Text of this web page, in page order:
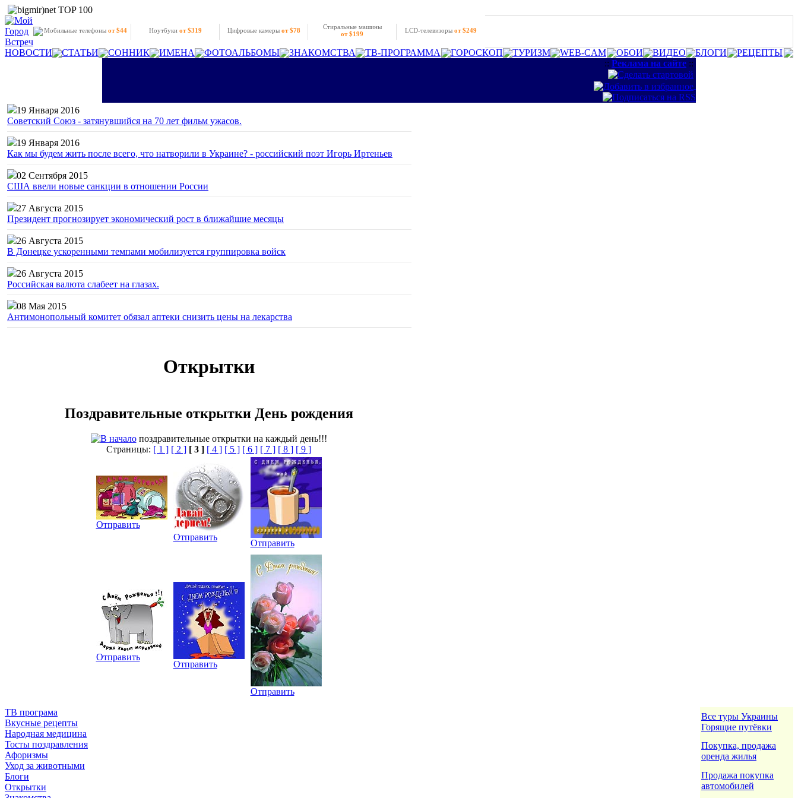
Мобильные телефоны от $44 Ноутбуки от $319 Цифровые камеры от $78
Стиральные машины
от $199
LCD-телевизоры от $249
НОВОСТИ СТАТЬИ СОННИК ИМЕНА ФОТОАЛЬБОМЫ ЗНАКОМСТВА ТВ-ПРОГРАММА ГОРОСКОП ТУРИЗМ WEB-CAM ОБОИ ВИДЕО БЛОГИ
РЕЦЕПТЫ
:: Реклама на сайте ::
19 Января 2016
Советский Союз - затянувшийся на 70 лет фильм ужасов.
19 Января 2016
Как мы будем жить после всего, что натворили в Украине? - российский поэт Игорь Иртеньев
02 Сентября 2015
США ввели новые санкции в отношении России
27 Августа 2015
Президент прогнозирует экономический рост в ближайшие месяцы
26 Августа 2015
В Донецке ускоренными темпами мобилизуется группировка войск
26 Августа 2015
Российская валюта слабеет на глазах.
08 Мая 2015
Антимонопольный комитет обязал аптеки снизить цены на лекарства
Открытки
Поздравительные открытки День рождения
поздравительные открытки на каждый день!!!
Страницы: [ 1 ] [ 2 ] [ 3 ] [ 4 ] [ 5 ] [ 6 ] [ 7 ] [ 8 ] [ 9 ]
Отправить
Отправить
Отправить
Отправить
Отправить
Отправить
ТВ програма
Вкусные рецепты
Народная медицина
Тосты поздравления
Афоризмы
Уход за животными
Блоги
Открытки
Все туры Украины
Горящие путёвки
Покупка, продажа
оренда жилья
Продажа покупка
автомобилей